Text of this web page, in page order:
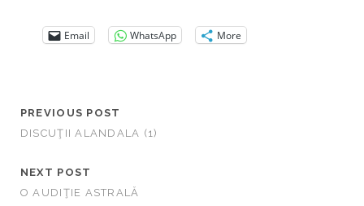
Email WhatsApp More
PREVIOUS POST
DISCUŢII ALANDALA (1)
NEXT POST
O AUDIŢIE ASTRALĂ